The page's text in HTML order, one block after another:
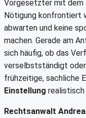
Vorgesetzter mit dem
Nötigung konfrontiert
abwarten und keine
machen. Gerade am
sich häufig, ob das
verselbstständigt
frühzeitige, sachliche
Einstellung realistisch
Rechtsanwalt